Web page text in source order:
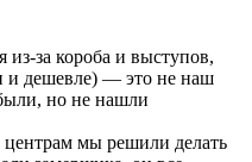
из-за короба и выступов,
и дешевле) — это не наш
но не нашли
мы решили делать